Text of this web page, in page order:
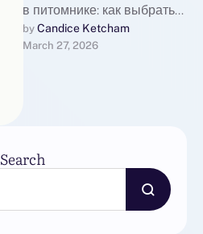
в питомнике: как выбрать
лучшего друга для себя
Щенки кане корсо от
by Candice Ketcham
March 27, 2026
Search